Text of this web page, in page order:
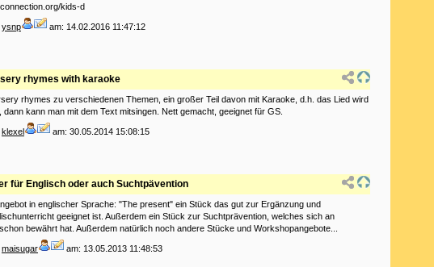
kids-d
ysnp
am: 14.02.2016 11:47:12
rhymes with karaoke
rhymes zu verschiedenen Themen, ein großer Teil davon mit Karaoke, d.h. das Lied wird
kann man mit dem Text mitsingen. Nett gemacht, geeignet für GS.
klexel
am: 30.05.2014 15:08:15
für Englisch oder auch Suchtpävention
in englischer Sprache: "The present" ein Stück das gut zur Ergänzung und
geeignet ist. Außerdem ein Stück zur Suchtprävention, welches sich an
bewährt hat. Außerdem natürlich noch andere Stücke und Workshopangebote...
maisugar
am: 13.05.2013 11:48:53